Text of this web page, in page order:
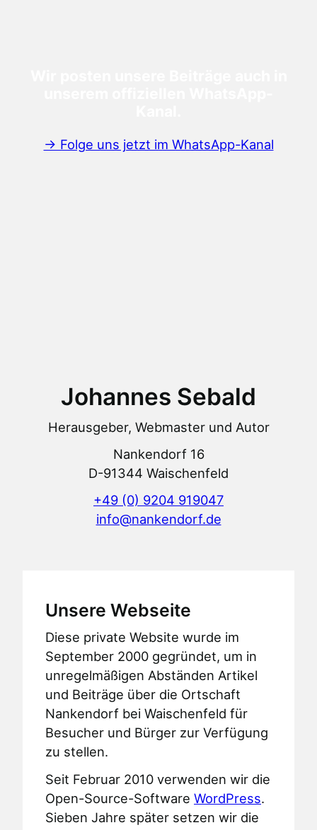
→ Folge uns jetzt im WhatsApp-Kanal
Johannes Sebald
Herausgeber, Webmaster und Autor
Nankendorf 16
D-91344 Waischenfeld
+49 (0) 9204 919047
info@nankendorf.de
Unsere Webseite
Diese private Website wurde im
September 2000 gegründet, um in
unregelmäßigen Abständen Artikel
und Beiträge über die Ortschaft
Nankendorf bei Waischenfeld für
Besucher und Bürger zur Verfügung
zu stellen.
Seit Februar 2010 verwenden wir die
Open-Source-Software WordPress.
Sieben Jahre später setzen wir die